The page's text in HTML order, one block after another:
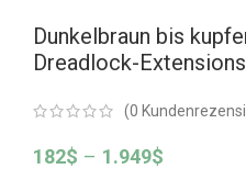
Dunkelbraun bis
Dreadlock-
(0
182$ – 1.949$